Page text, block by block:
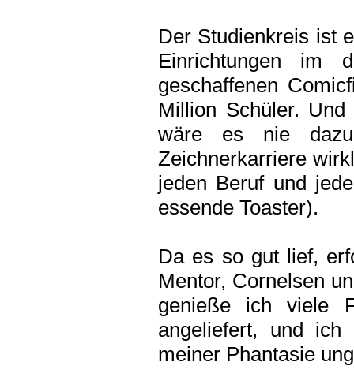
Der Studienkreis ist
Einrichtungen im
geschaffenen
Million Schüler.
wäre es nie
Zeichnerkarriere
jeden Beruf und
essende Toaster).
Da es so gut lief,
Mentor, Cornelsen
genieße ich viele
angeliefert, und ich
meiner Phantasie